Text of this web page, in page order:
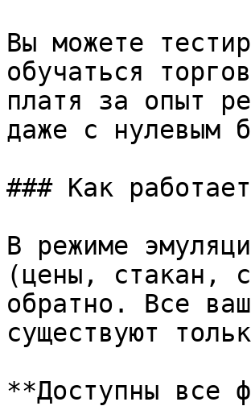
Вы можете
обучаться
платя за опыт
даже с нулевым
### Как работает
В режиме
(цены, стакан,
обратно. Все
существуют
**Доступны все